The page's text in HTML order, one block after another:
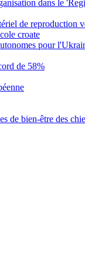
dans le
de reproduction
croate
pour
de 58%
de bien-être des